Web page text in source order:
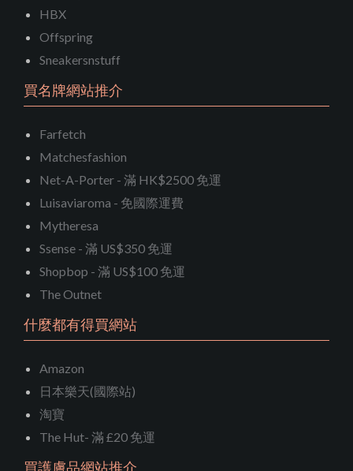
HBX
Offspring
Sneakersnstuff
買名牌網站推介
Farfetch
Matchesfashion
Net-A-Porter - 滿 HK$2500 免運
Luisaviaroma - 免國際運費
Mytheresa
Ssense - 滿 US$350 免運
Shopbop - 滿 US$100 免運
The Outnet
什麼都有得買網站
Amazon
日本樂天(國際站)
淘寶
The Hut- 滿 £20 免運
買護膚品網站推介